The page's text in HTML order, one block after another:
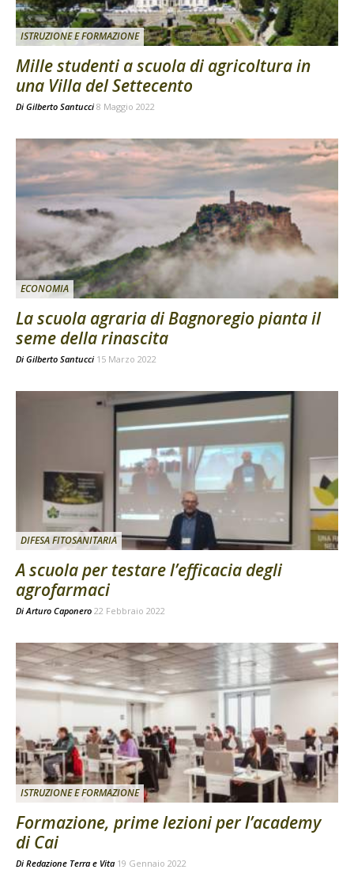
ISTRUZIONE E FORMAZIONE
Mille studenti a scuola di agricoltura in
una Villa del Settecento
Di Gilberto Santucci 8 Maggio 2022
ECONOMIA
La scuola agraria di Bagnoregio pianta il
seme della rinascita
Di Gilberto Santucci 15 Marzo 2022
DIFESA FITOSANITARIA
A scuola per testare l’efficacia degli
agrofarmaci
DiArturo Caponero 22 Febbraio 2022
ISTRUZIONE E FORMAZIONE
Formazione, prime lezioni per l’academy
di Cai
Di Redazione Terra e Vita 19 Gennaio 2022